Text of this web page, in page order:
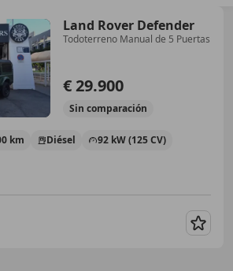
Land Rover Defender
Todoterreno Manual de 5 Puertas
€ 29.900
Sin comparación
km Diésel 92 kW (125 CV)